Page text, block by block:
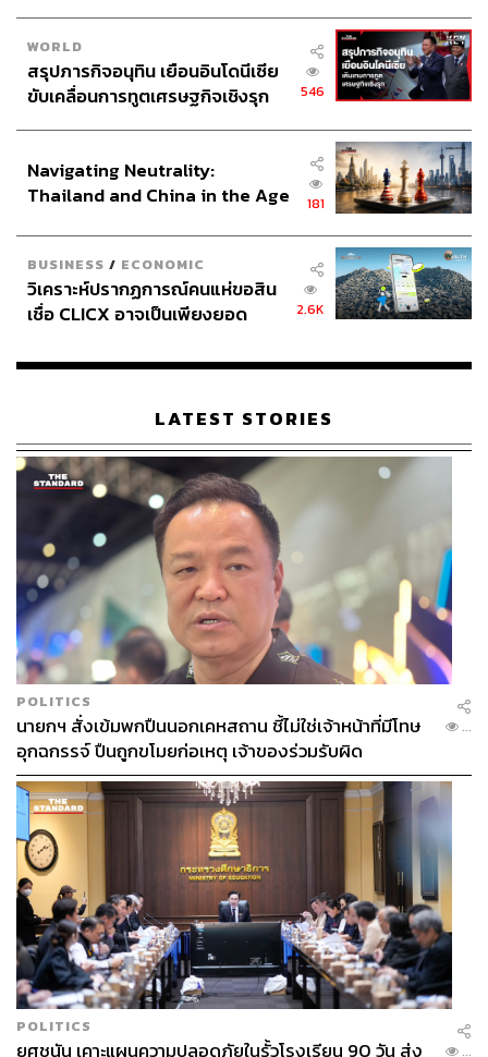
WORLD
สรุปภารกิจอนุทิน เยือนอินโดนีเซีย
ขับเคลื่อนการทูตเศรษฐกิจเชิงรุก
546
Navigating Neutrality:
Thailand and China in the Age
181
BUSINESS / ECONOMIC
วิเคราะห์ปรากฏการณ์คนแห่ขอสิน
เชื่อ CLICX อาจเป็นเพียงยอด
เรือนไทยที่ถูกซุกไว้
2.6K
LATEST STORIES
POLITICS
นายกฯ สั่งเข้มพกปืนนอกเคหสถาน ชี้ไม่ใช่เจ้าหน้าที่มีโทษ
อุกฉกรรจ์ ปืนถูกขโมยก่อเหตุ เจ้าของร่วมรับผิด
...
POLITICS
ยศชนัน เคาะแผนความปลอดภัยในรั้วโรงเรียน 90 วัน ส่ง ...